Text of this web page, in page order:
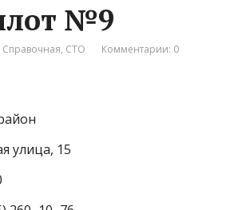
№9
Справочная, СТО Комментарии: 0
улица, 15